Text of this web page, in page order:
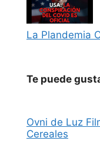
La Plandemia
Te puede
Ovni de Luz
Cereales